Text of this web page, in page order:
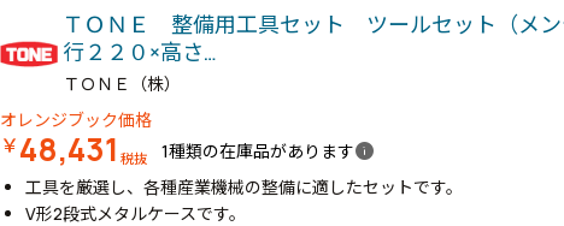
ＴＯＮＥ 整備用工具セット ツールセット（メ
行２２０×高さ…
ＴＯＮＥ（株）
オレンジブック価格
￥48,431 税抜 1種類の在庫品がありますinfo
工具を厳選し、各種産業機械の整備に適したセットです。
V形2段式メタルケースです。